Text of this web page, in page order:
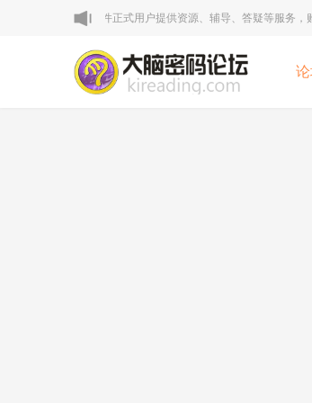
：本论坛VIP区为软件正式用户提供资源、辅导、答疑等服务，